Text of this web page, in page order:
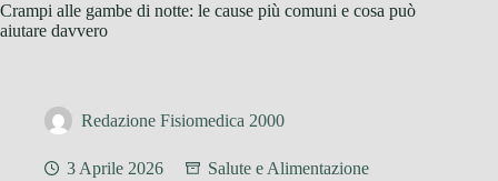
Crampi alle gambe di notte: le cause più comuni e cosa può
aiutare davvero
Redazione Fisiomedica 2000
3 Aprile 2026 Salute e Alimentazione